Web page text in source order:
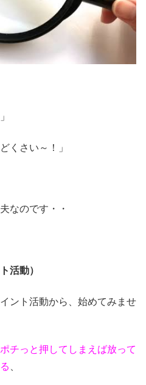
くさい～！」
なのです・・
活動）
ント活動から、始めてみませ
チっと押してしまえば放って